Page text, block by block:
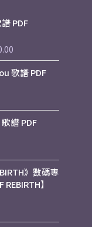
PDF
range:
through
$60.00
歌譜 PDF
譜 PDF
》數碼專
】